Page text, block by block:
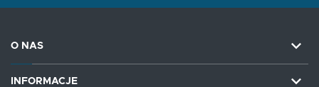
O NAS
INFORMACJE